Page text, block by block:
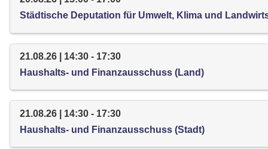
Städtische Deputation für Umwelt, Klima und
21.08.26 | 14:30 - 17:30
Haushalts- und Finanzausschuss (Land)
21.08.26 | 14:30 - 17:30
Haushalts- und Finanzausschuss (Stadt)